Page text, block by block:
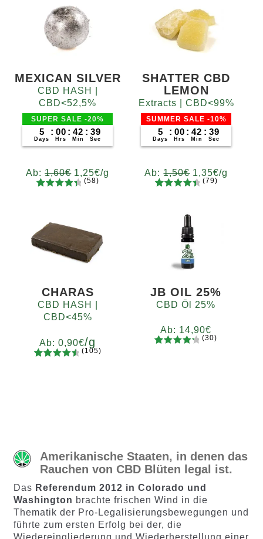
MEXICAN SILVER
CBD HASH |
CBD<52,5%
SUPER SALE -20%
5
Days
: 00
Hrs
: 42
Min
: 38
Sec
Ab:1,60€ 1,25€/g
von 5,
basieren
d auf
Kundenb
(58)
SHATTER CBD
LEMON
Extracts | CBD<99%
SUMMER SALE -10%
5
Days
: 00
Hrs
: 42
Min
: 38
Sec
Ab:1,50€ 1,35€/g
von 5,
basieren
d auf
Kundenb
ewertung
(79)
CHARAS
CBD HASH |
CBD<45%
Ab:0,90€/g
en
(105)
JB OIL 25%
CBD Öl 25%
Ab: 14,90€
(30)
Amerikanische Staaten, in denen das
Rauchen von CBD Blüten legal ist.
Das Referendum 2012 in Colorado und
Washington brachte frischen Wind in die
Thematik der Pro-Legalisierungsbewegungen und
führte zum ersten Erfolg bei der, die